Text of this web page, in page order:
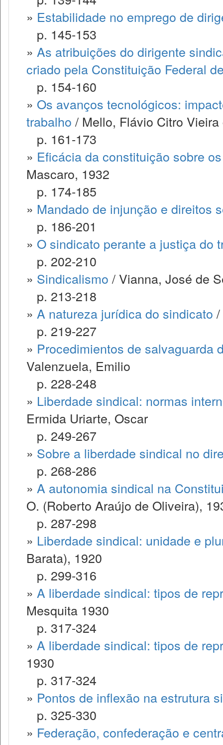
» Estabilidade no emprego de
p. 145-153
» As atribuições do dirigente
criado pela Constituição Federal
p. 154-160
» Os avanços tecnológicos:
trabalho / Mello, Flávio Citro Vieira
p. 161-173
» Eficácia da constituição sobre
Mascaro, 1932
p. 174-185
» Mandado de injunção e direitos
p. 186-201
» O sindicato perante a justiça do
p. 202-210
» Sindicalismo / Vianna, José de
p. 213-218
» A natureza jurídica do sindicato
p. 219-227
» Procedimientos de salvaguarda
Valenzuela, Emilio
p. 228-248
» Liberdade sindical: normas
Ermida Uriarte, Oscar
p. 249-267
» Sobre a liberdade sindical no
p. 268-286
» A autonomia sindical na
O. (Roberto Araújo de Oliveira),
p. 287-298
» Liberdade sindical: unidade e
Barata), 1920
p. 299-316
» A liberdade sindical: tipos de
Mesquita 1930
p. 317-324
» A liberdade sindical: tipos de
1930
p. 317-324
» Pontos de inflexão na estrutura
p. 325-330
» Federação, confederação e